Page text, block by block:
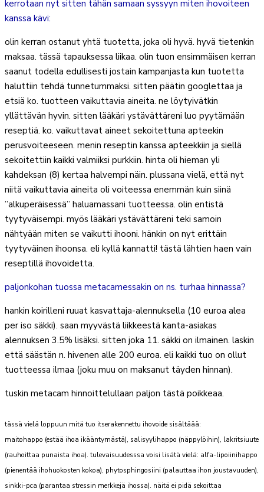
kerrotaan nyt sitten tähän samaan syssyyn miten ihovoiteen
kanssa kävi:
olin kerran ostanut yhtä tuotetta, joka oli hyvä. hyvä tietenkin
maksaa. tässä tapauksessa liikaa. olin tuon ensimmäisen kerran
saanut todella edullisesti jostain kampanjasta kun tuotetta
haluttiin tehdä tunnetummaksi. sitten päätin googlettaa ja
etsiä ko. tuotteen vaikuttavia aineita. ne löytyivätkin
yllättävän hyvin. sitten lääkäri ystävättäreni luo pyytämään
reseptiä. ko. vaikuttavat aineet sekoitettuna apteekin
perusvoiteeseen. menin reseptin kanssa apteekkiin ja siellä
sekoitettiin kaikki valmiiksi purkkiin. hinta oli hieman yli
kahdeksan (8) kertaa halvempi näin. plussana vielä, että nyt
niitä vaikuttavia aineita oli voiteessa enemmän kuin siinä
”alkuperäisessä” haluamassani tuotteessa. olin entistä
tyytyväisempi. myös lääkäri ystävättäreni teki samoin
nähtyään miten se vaikutti ihooni. hänkin on nyt erittäin
tyytyväinen ihoonsa. eli kyllä kannatti! tästä lähtien haen vain
reseptillä ihovoidetta.
paljonkohan tuossa metacamessakin on ns. turhaa hinnassa?
hankin koirilleni ruuat kasvattaja-alennuksella (10 euroa alea
per iso säkki). saan myyvästä liikkeestä kanta-asiakas
alennuksen 3.5% lisäksi. sitten joka 11. säkki on ilmainen. laskin
että säästän n. hivenen alle 200 euroa. eli kaikki tuo on ollut
tuotteessa ilmaa (joku muu on maksanut täyden hinnan).
tuskin metacam hinnoittelullaan paljon tästä poikkeaa.
tässä vielä loppuun mitä tuo itserakennettu ihovoide sisältäää:
maitohappo (estää ihoa ikääntymästä), salisyylihappo (näppylöihin), lakritsiuute
(rauhoittaa punaista ihoa). tulevaisuudesssa voisi lisätä vielä: alfa-lipoiinihappo
(pienentää ihohuokosten kokoa), phytosphingosiini (palauttaa ihon joustavuuden),
sinkki-pca (parantaa stressin merkkejä ihossa). näitä ei pidä sekoittaa